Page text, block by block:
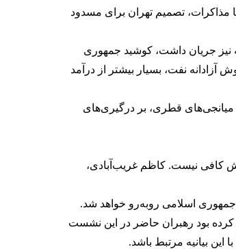
مذاکرات، تصمیم تهران برای مسدود
جریان داشت، کوشید جمهوری
آزادانه نفت، بسیار بیشتر از درآمد
میانجی‌های قطری، بر درگیری‌های
کافی نیست. کاظم غریب‌آبادی،
جمهوری اسلامی روبه‌رو خواهد شد.
کرده بود رهبران حاضر در این نشست
بیانیه مرتبط باشد.